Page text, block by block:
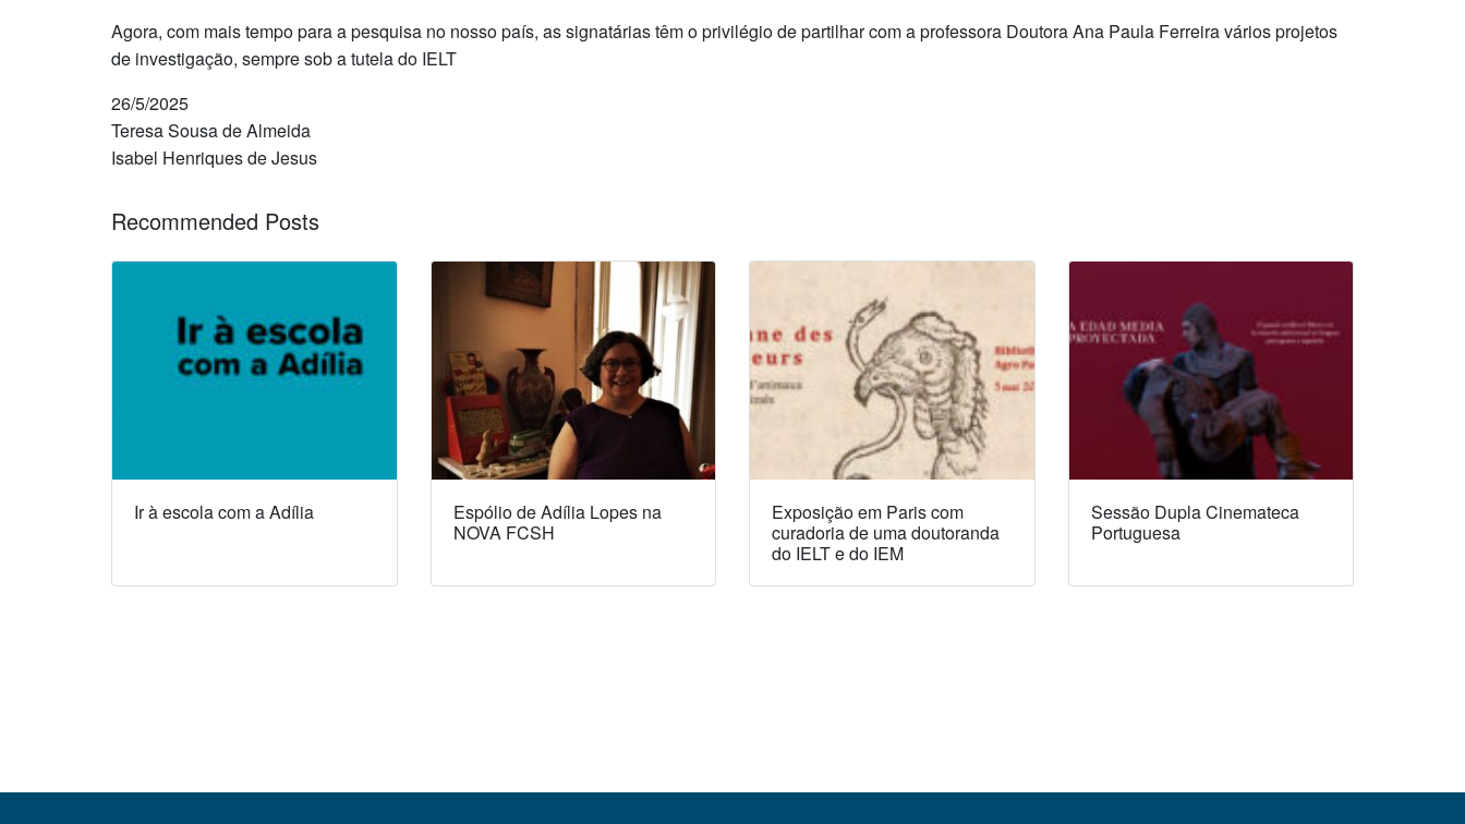
Agora, com mais tempo para a pesquisa no nosso país, as signatárias têm o privilégio de partilhar com a professora Doutora Ana Paula Ferreira vários projetos
de investigação, sempre sob a tutela do IELT
26/5/2025
Teresa Sousa de Almeida
Isabel Henriques de Jesus
Recommended Posts
Ir à escola com a Adília
Espólio de Adília Lopes na
NOVA FCSH
Exposição em Paris com
curadoria de uma doutoranda
do IELT e do IEM
Sessão Dupla Cinemateca
Portuguesa